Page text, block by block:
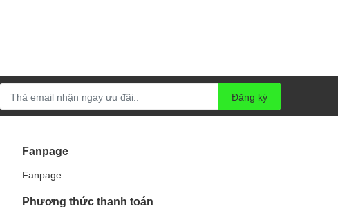
Đăng ký
Fanpage
Fanpage
Phương thức thanh toán